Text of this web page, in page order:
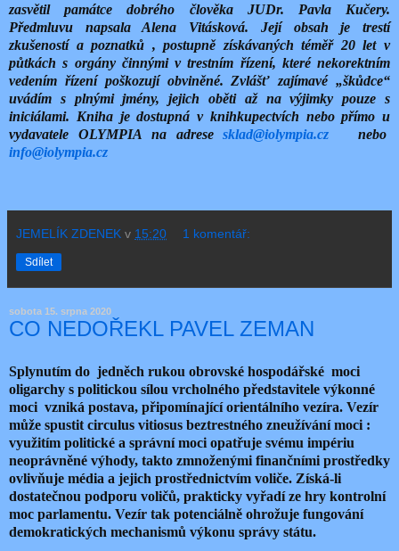
zasvětil památce dobrého člověka JUDr. Pavla Kučery.
Předmluvu napsala Alena Vitásková. Její obsah je trestí
zkušeností a poznatků , postupně získávaných téměř 20 let v
půtkách s orgány činnými v trestním řízení, které nekorektním
vedením řízení poškozují obviněné. Zvlášť zajímavé „škůdce“
uvádím s plnými jmény, jejich oběti až na výjimky pouze s
iniciálami. Kniha je dostupná v knihkupectvích nebo přímo u
vydavatele OLYMPIA na adresesklad@iolympia.cz nebo
info@iolympia.cz
JEMELÍK ZDENEK v 15:20 1 komentář:
Sdílet
sobota 15. srpna 2020
CO NEDOŘEKL PAVEL ZEMAN
Splynutím do jedněch rukou obrovské hospodářské moci
oligarchy s politickou sílou vrcholného představitele výkonné
moci vzniká postava, připomínající orientálního vezíra. Vezír
může spustit circulus vitiosus beztrestného zneužívání moci :
využitím politické a správní moci opatřuje svému impériu
neoprávněné výhody, takto zmnoženými finančními prostředky
ovlivňuje média a jejich prostřednictvím voliče. Získá-li
dostatečnou podporu voličů, prakticky vyřadí ze hry kontrolní
moc parlamentu. Vezír tak potenciálně ohrožuje fungování
demokratických mechanismů výkonu správy státu.